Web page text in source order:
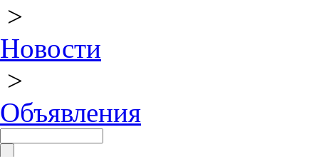
>
Новости
>
Объявления